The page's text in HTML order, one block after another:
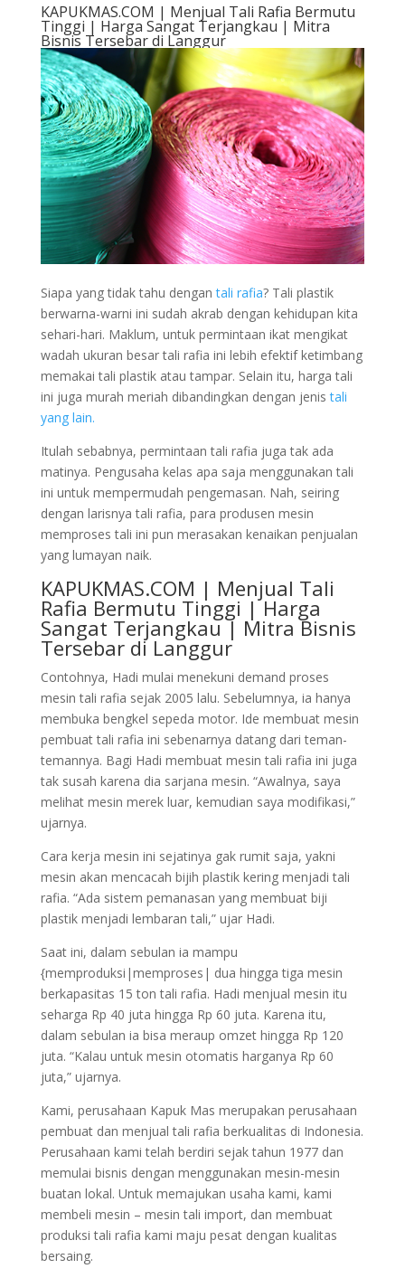
KAPUKMAS.COM | Menjual Tali Rafia Bermutu
Tinggi | Harga Sangat Terjangkau | Mitra
Bisnis Tersebar di Langgur
Siapa yang tidak tahu dengantali rafia? Tali plastik
berwarna-warni ini sudah akrab dengan kehidupan kita
sehari-hari. Maklum, untuk permintaan ikat mengikat
wadah ukuran besar tali rafia ini lebih efektif ketimbang
memakai tali plastik atau tampar. Selain itu, harga tali
ini juga murah meriah dibandingkan dengan jenistali
yang lain.
Itulah sebabnya, permintaan tali rafia juga tak ada
matinya. Pengusaha kelas apa saja menggunakan tali
ini untuk mempermudah pengemasan. Nah, seiring
dengan larisnya tali rafia, para produsen mesin
memproses tali ini pun merasakan kenaikan penjualan
yang lumayan naik.
KAPUKMAS.COM | Menjual Tali
Rafia Bermutu Tinggi | Harga
Sangat Terjangkau | Mitra Bisnis
Tersebar di Langgur
Contohnya, Hadi mulai menekuni demand proses
mesin tali rafia sejak 2005 lalu. Sebelumnya, ia hanya
membuka bengkel sepeda motor. Ide membuat mesin
pembuat tali rafia ini sebenarnya datang dari teman-
temannya. Bagi Hadi membuat mesin tali rafia ini juga
tak susah karena dia sarjana mesin. “Awalnya, saya
melihat mesin merek luar, kemudian saya modifikasi,”
ujarnya.
Cara kerja mesin ini sejatinya gak rumit saja, yakni
mesin akan mencacah bijih plastik kering menjadi tali
rafia. “Ada sistem pemanasan yang membuat biji
plastik menjadi lembaran tali,” ujar Hadi.
Saat ini, dalam sebulan ia mampu
{memproduksi|memproses| dua hingga tiga mesin
berkapasitas 15 ton tali rafia. Hadi menjual mesin itu
seharga Rp 40 juta hingga Rp 60 juta. Karena itu,
dalam sebulan ia bisa meraup omzet hingga Rp 120
juta. “Kalau untuk mesin otomatis harganya Rp 60
juta,” ujarnya.
Kami, perusahaan Kapuk Mas merupakan perusahaan
pembuat dan menjual tali rafia berkualitas di Indonesia.
Perusahaan kami telah berdiri sejak tahun 1977 dan
memulai bisnis dengan menggunakan mesin-mesin
buatan lokal. Untuk memajukan usaha kami, kami
membeli mesin – mesin tali import, dan membuat
produksi tali rafia kami maju pesat dengan kualitas
bersaing.